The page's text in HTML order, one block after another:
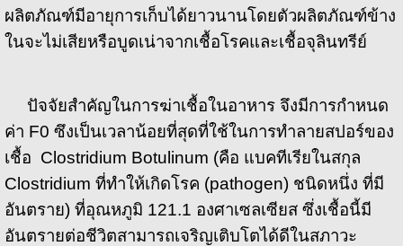
ผลิตภัณฑ์มีอายุการเก็บได้ยาวนานโดยตัวผลิตภัณฑ์ข้าง
ในจะไม่เสียหรือบูดเน่าจากเชื้อโรคและเชื้อจุลินทรีย์
ปัจจัยสำคัญในการฆ่าเชื้อในอาหาร จึงมีการกำหนด
ค่า F0 ซึงเป็นเวลาน้อยที่สุดที่ใช้ในการทำลายสปอร์ของ
เชื้อ Clostridium Botulinum (คือ แบคทีเรียในสกุล
Clostridium ที่ทำให้เกิดโรค (pathogen) ชนิดหนึ่ง ที่มี
อันตราย) ที่อุณหภูมิ 121.1 องศาเซลเซียส ซึ่งเชื้อนี้มี
อันตรายต่อชีวิตสามารถเจริญเติบโตได้ดีในสภาวะ